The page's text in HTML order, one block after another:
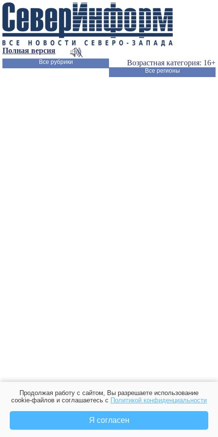
Полная версия
Возрастная категория: 16+
Все рубрики
Все регионы
Продолжая работу с сайтом, Вы разрешаете использование
cookie-файлов и соглашаетесь с Политикой конфиденциальности
Я согласен